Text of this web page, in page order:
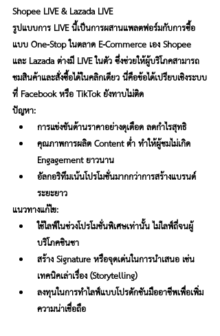
Shopee LIVE & Lazada LIVE
รูปแบบการ LIVE นี้เป็นการผสานแพลตฟอร์มกับการซื้อ
แบบ One-Stop ในตลาด E-Commerce เอง Shopee
และ Lazada ต่างมี LIVE ในตัว ซึ่งช่วยให้ผู้บริโภคสามารถ
ชมสินค้าและสั่งซื้อได้ในคลิกเดียว นี่คือข้อได้เปรียบเชิงระบบ
ที่ Facebook หรือ TikTok ยังทาบไม่ติด
ปัญหา:
การแข่งขันด้านราคาอย่างดุเดือด ลดกำไรสุทธิ
คุณภาพการผลิต Content ต่ำ ทำให้ผู้ชมไม่เกิด
Engagement ยาวนาน
อัลกอริทึมเน้นโปรโมชั่นมากกว่าการสร้างแบรนด์
ระยะยาว
แนวทางแก้ไข:
ใช้ไลฟ์ในช่วงโปรโมชั่นพิเศษเท่านั้น ไม่ไลฟ์ถี่จนผู้
บริโภคชินชา
สร้าง Signature หรือจุดเด่นในการนำเสนอ เช่น
เทคนิคเล่าเรื่อง (Storytelling)
ลงทุนในการทำไลฟ์แบบโปรดักชันมืออาชีพเพื่อเพิ่ม
ความน่าเชื่อถือ